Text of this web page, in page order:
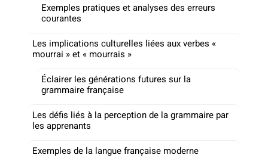
Exemples pratiques et analyses des erreurs
courantes
Les implications culturelles liées aux verbes «
mourrai » et « mourrais »
Éclairer les générations futures sur la
grammaire française
Les défis liés à la perception de la grammaire par
les apprenants
Exemples de la langue française moderne